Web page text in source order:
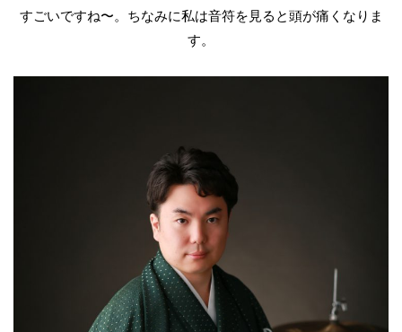
すごいですね〜。ちなみに私は音符を見ると頭が痛くなりま
す。